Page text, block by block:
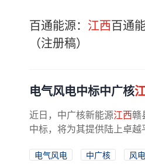
百通能源： 江西百通
（注册稿）
电气风电中标中广核
近日，中广核新能源江西赣
中标，将为其提供陆上卓越
电气风电 中广核
风